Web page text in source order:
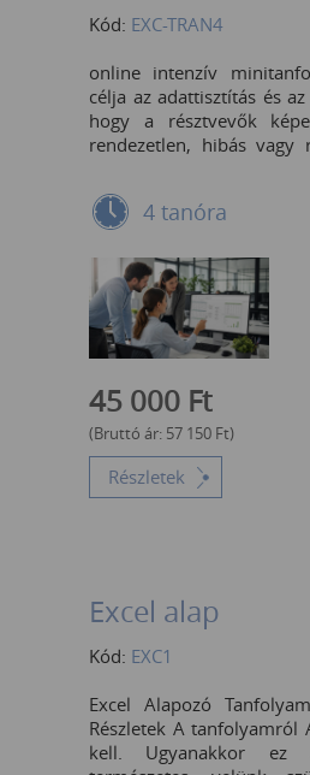
45 000 Ft
(Bruttó ár: 57 150 Ft)
Részletek
Kód: EXC-TRAN4
online intenzív
célja az adattisztítás és
hogy a résztvevők
rendezetlen, hibás vagy
frissíthető, tiszta
Power Query
összefűzése manuális
Power Pivot és DAX
kimutatások (Pivot)
milliónyi sorral is
megbirkóznak
4 tanóra
Excel alap
Kód: EXC1
Excel Alapozó
Részletek A tanfolyamról
kell. Ugyanakkor